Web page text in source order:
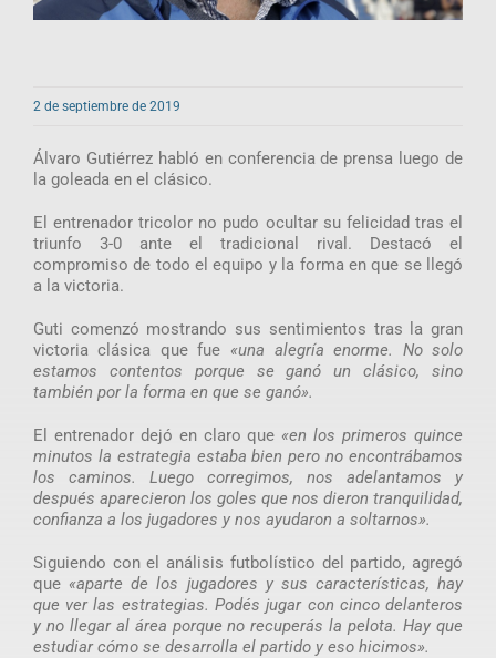
2 de septiembre de 2019
Álvaro Gutiérrez habló en conferencia de prensa luego de
la goleada en el clásico.
El entrenador tricolor no pudo ocultar su felicidad tras el
triunfo 3-0 ante el tradicional rival. Destacó el
compromiso de todo el equipo y la forma en que se llegó
a la victoria.
Guti comenzó mostrando sus sentimientos tras la gran
victoria clásica que fue «una alegría enorme. No solo
estamos contentos porque se ganó un clásico, sino
también por la forma en que se ganó».
El entrenador dejó en claro que «en los primeros quince
minutos la estrategia estaba bien pero no encontrábamos
los caminos. Luego corregimos, nos adelantamos y
después aparecieron los goles que nos dieron tranquilidad,
confianza a los jugadores y nos ayudaron a soltarnos».
Siguiendo con el análisis futbolístico del partido, agregó
que «aparte de los jugadores y sus características, hay
que ver las estrategias. Podés jugar con cinco delanteros
y no llegar al área porque no recuperás la pelota. Hay que
estudiar cómo se desarrolla el partido y eso hicimos».